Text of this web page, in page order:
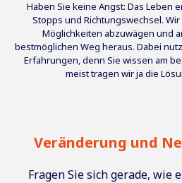
Haben Sie keine Angst: Das Leben
Stopps und Richtungswechsel.
Möglichkeiten abzuwägen und
bestmöglichen Weg heraus. Dabei
Erfahrungen, denn Sie wissen am
meist tragen wir ja die
Veränderung und
Fragen Sie sich gerade, wie